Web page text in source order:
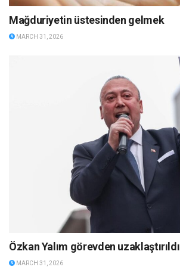
Mağduriyetin üstesinden gelmek
MARCH 31, 2026
Özkan Yalım görevden uzaklaştırıldı
MARCH 31, 2026